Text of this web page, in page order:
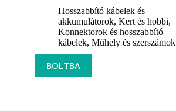
Hosszabbító kábelek és
akkumulátorok, Kert és hobbi,
Konnektorok és hosszabbító
kábelek, Műhely és szerszámok
BOLTBA